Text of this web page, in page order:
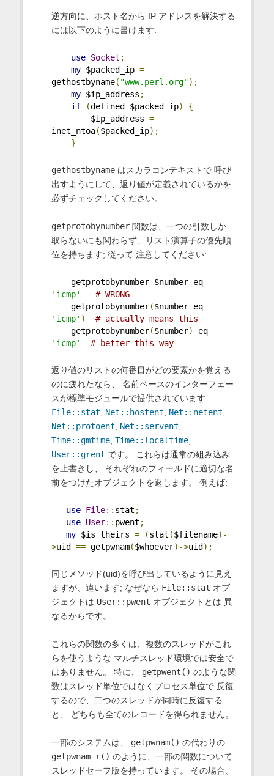
逆方向に、ホスト名から IP アドレスを解決する
には以下のように書けます:
use Socket ;
my $packed_ip =
gethostbyname( "www.perl.org");
my $ip_address ;
if
(defined $packed_ip)
{
$ip_address =
inet_ntoa($packed_ip);
}
gethostbynameはスカラコンテキストで 呼び
出すようにして、返り値が定義されているかを
必ずチェックしてください。
getprotobynumber関数は、一つの引数しか
取らないにも関わらず、リスト演算子の優先順
位を持ちます; 従って 注意してください:
getprotobynumber $number eq
'icmp'
# WRONG
getprotobynumber(
$number eq
'icmp' )
# actually means this
getprotobynumber($number)
eq
'icmp'
# better this way
返り値のリストの何番目がどの要素かを覚える
のに疲れたなら、 名前ベースのインターフェー
スが標準モジュールで提供されています:
File::stat
Net::hostent Net::netent
Net::protoent
Net::servent
Time::gmtime, Time::localtime,
User::grent です。 これらは通常の組み込み
を上書きし、 それぞれのフィールドに適切な名
前をつけたオブジェクトを返します。 例えば:
use File:: stat ;
use User:: pwent ;
my $is_theirs = (stat ($filename)-
>uid == getpwnam($whoever)->uid );
同じメソッド(uid)を呼び出しているように見え
ますが、違います; なぜなら File::stat オブ
ジェクトは User::pwent オブジェクトとは 異
なるからです。
これらの関数の多くは、複数のスレッドがこれ
らを使うような マルチスレッド環境では安全で
はありません。 特に、 getpwent() のような関
数はスレッド単位ではなくプロセス単位で 反復
するので、二つのスレッドが同時に反復する
と、 どちらも全てのレコードを得られません。
一部のシステムは、 getpwnam() の代わりの
getpwnam_r() のように、一部の関数について
スレッドセーフ版を持っています。 その場合、